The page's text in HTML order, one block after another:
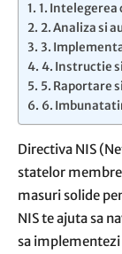
1. Intelegerea
2. Analiza si
3.
4. Instructie
5. Raportare
6.
Directiva NIS
statelor
masuri solide
NIS te ajuta sa
sa